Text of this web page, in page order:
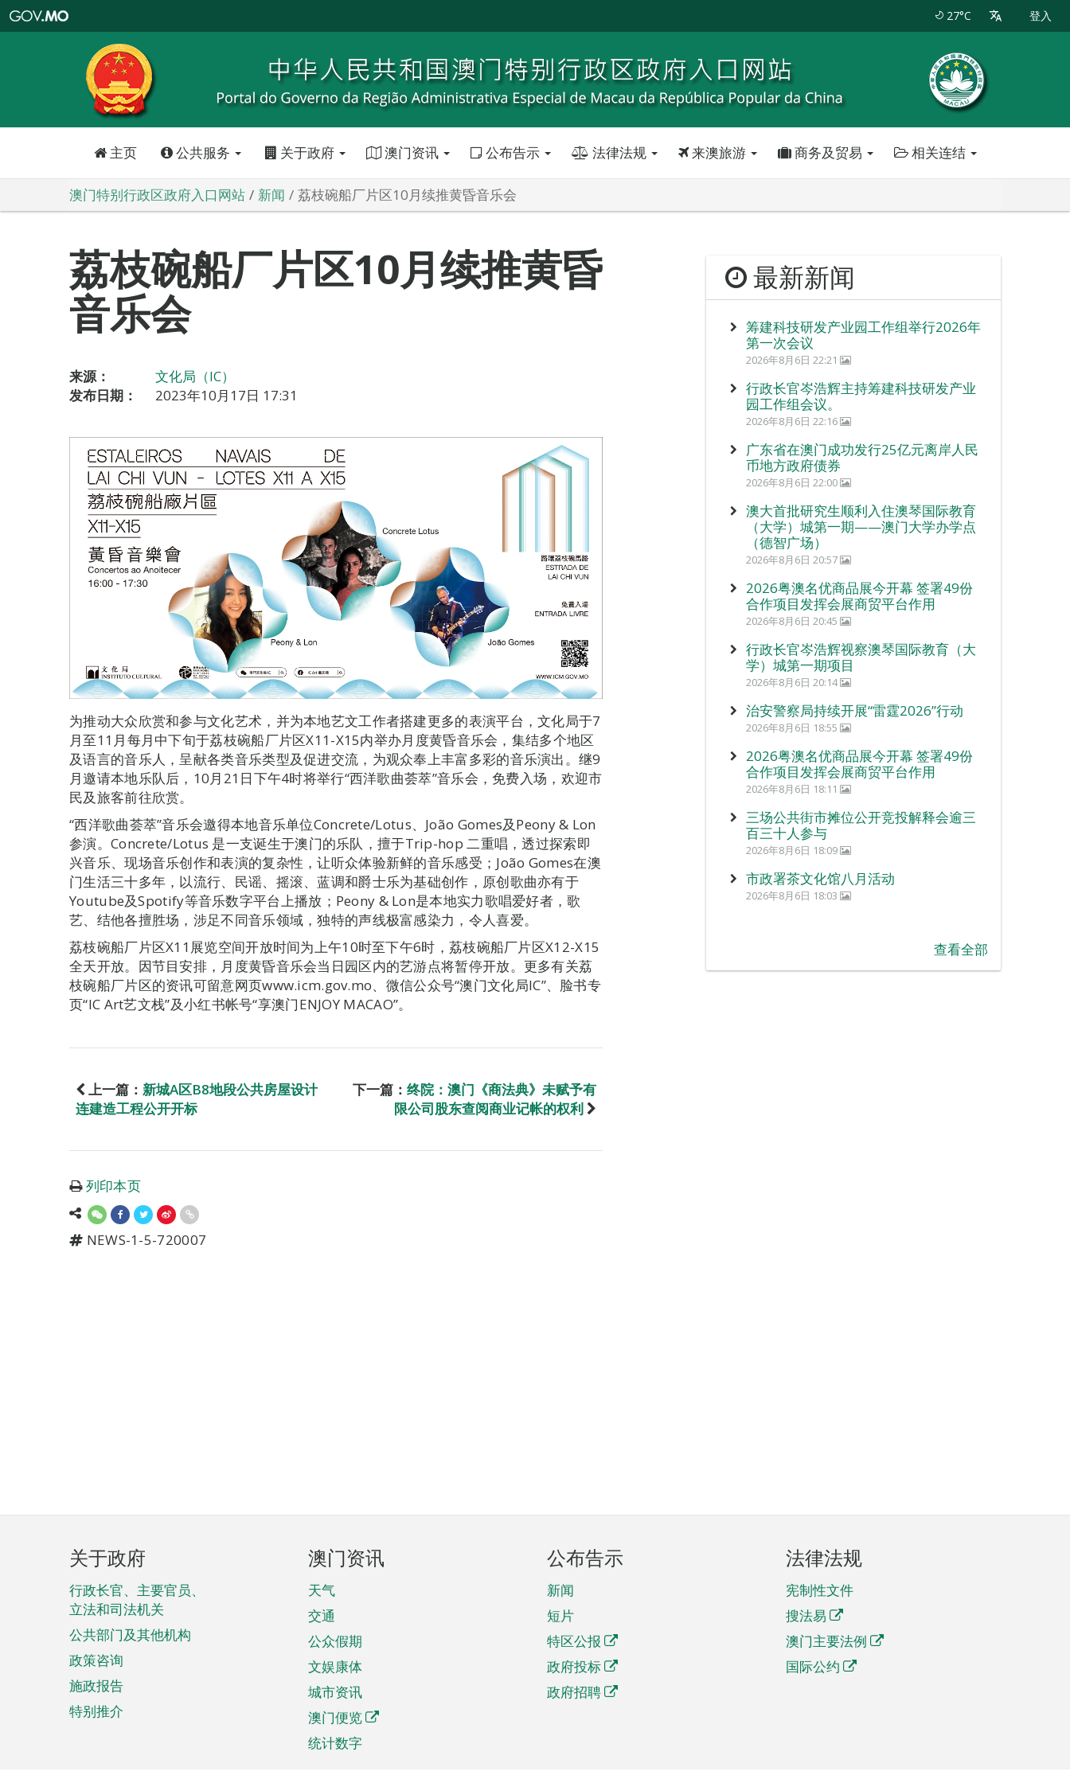
特
政
区
政
口
27°C 登入
主页 公共服务 关于政府 澳门资讯 公布告示 法律法规 来澳旅游 商务及贸易 相关连结
澳门特别行政区政府入口网站 新闻 荔枝碗船厂片区10月续推黄昏音乐会
荔枝碗船厂片区10月续推黄昏
音乐会
来源：
文化局（IC）
发布日期：
2023年10月17日 17:31
为推动大众欣赏和参与文化艺术，并为本地艺文工作者搭建更多的表演平台，文化局于7
月至11月每月中下旬于荔枝碗船厂片区X11-X15内举办月度黄昏音乐会，集结多个地区
及语言的音乐人，呈献各类音乐类型及促进交流，为观众奉上丰富多彩的音乐演出。继9
月邀请本地乐队后，10月21日下午4时将举行“西洋歌曲荟萃”音乐会，免费入场，欢迎市
民及旅客前往欣赏。
“西洋歌曲荟萃”音乐会邀得本地音乐单位Concrete/Lotus、João Gomes及Peony & Lon
参演。Concrete/Lotus 是一支诞生于澳门的乐队，擅于Trip-hop 二重唱，透过探索即
兴音乐、现场音乐创作和表演的复杂性，让听众体验新鲜的音乐感受；João Gomes在澳
门生活三十多年，以流行、民谣、摇滚、蓝调和爵士乐为基础创作，原创歌曲亦有于
Youtube及Spotify等音乐数字平台上播放；Peony & Lon是本地实力歌唱爱好者，歌
艺、结他各擅胜场，涉足不同音乐领域，独特的声线极富感染力，令人喜爱。
荔枝碗船厂片区X11展览空间开放时间为上午10时至下午6时，荔枝碗船厂片区X12-X15
全天开放。因节目安排，月度黄昏音乐会当日园区内的艺游点将暂停开放。更多有关荔
枝碗船厂片区的资讯可留意网页www.icm.gov.mo、微信公众号“澳门文化局IC”、脸书专
页“IC Art艺文栈”及小红书帐号“享澳门ENJOY MACAO”。
上一篇： 新城A区B8地段公共房屋设计
连建造工程公开开标
下一篇： 终院：澳门《商法典》未赋予有
限公司股东查阅商业记帐的权利
列印本页
NEWS-1-5-720007
最新新闻
筹建科技研发产业园工作组举行2026年
第一次会议
2026年8月6日 22:21
行政长官岑浩辉主持筹建科技研发产业
园工作组会议。
2026年8月6日 22:16
广东省在澳门成功发行25亿元离岸人民
币地方政府债券
2026年8月6日 22:00
澳大首批研究生顺利入住澳琴国际教育
（大学）城第一期——澳门大学办学点
（德智广场）
2026年8月6日 20:57
2026粤澳名优商品展今开幕 签署49份
合作项目发挥会展商贸平台作用
2026年8月6日 20:45
行政长官岑浩辉视察澳琴国际教育（大
学）城第一期项目
2026年8月6日 20:14
治安警察局持续开展“雷霆2026”行动
2026年8月6日 18:55
2026粤澳名优商品展今开幕 签署49份
合作项目发挥会展商贸平台作用
2026年8月6日 18:11
三场公共街市摊位公开竞投解释会逾三
百三十人参与
2026年8月6日 18:09
市政署茶文化馆八月活动
2026年8月6日 18:03
查看全部
页
脚
菜
单
关于政府
行政长官、主要官员、
立法和司法机关
公共部门及其他机构
政策咨询
施政报告
特别推介
澳门资讯
天气
交通
公众假期
文娱康体
城市资讯
澳门便览
统计数字
公布告示
新闻
短片
特区公报
政府投标
政府招聘
法律法规
宪制性文件
搜法易
澳门主要法例
国际公约